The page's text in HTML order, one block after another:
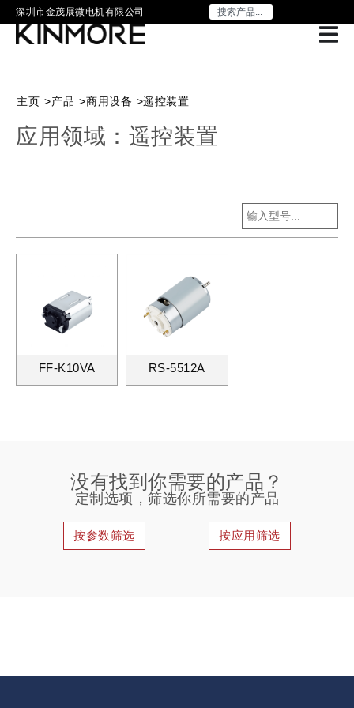
深圳市金茂展微电机有限公司
主页 >产品 >商用设备 >遥控装置
应用领域：遥控装置
FF-K10VA RS-5512A
没有找到你需要的产品？
定制选项，筛选你所需要的产品
按参数筛选 按应用筛选